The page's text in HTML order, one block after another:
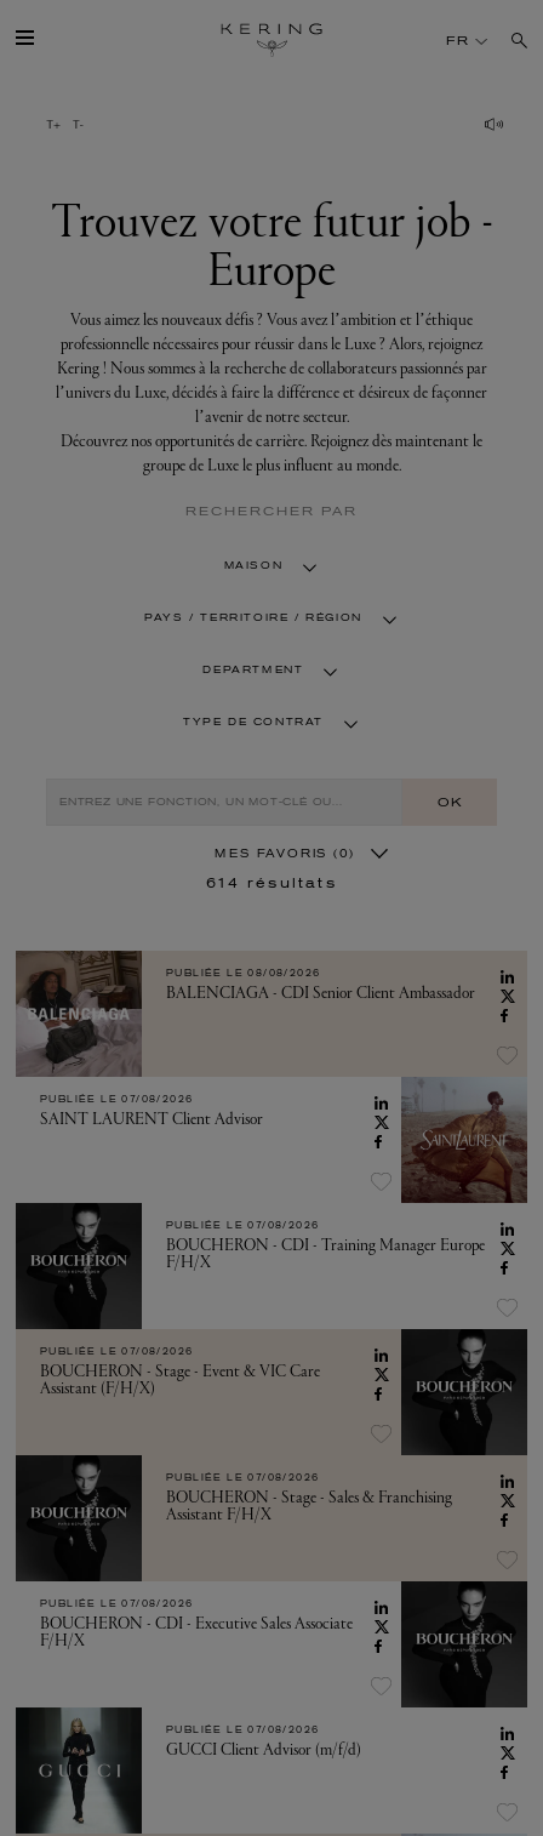
votre
futur
DÉV. DURABLE
FINANCE
PRESSE
FR
Trouvez votre futur job -
Europe
Vous aimez les nouveaux défis ? Vous avez l’ambition et l’éthique
professionnelle nécessaires pour réussir dans le Luxe ? Alors, rejoignez
Kering ! Nous sommes à la recherche de collaborateurs passionnés par
l’univers du Luxe, décidés à faire la différence et désireux de façonner
l’avenir de notre secteur.
Découvrez nos opportunités de carrière. Rejoignez dès maintenant le
groupe de Luxe le plus influent au monde.
RECHERCHER PAR
MAISON
PAYS / TERRITOIRE / RÉGION
DEPARTMENT
TYPE DE CONTRAT
OK
MES FAVORIS (0)
614 résultats
PUBLIÉE LE 08/08/2026
BALENCIAGA - CDI Senior Client Ambassador
PUBLIÉE LE 07/08/2026
SAINT LAURENT Client Advisor
PUBLIÉE LE 07/08/2026
BOUCHERON - CDI - Training Manager Europe
F/H/X
PUBLIÉE LE 07/08/2026
BOUCHERON - Stage - Event & VIC Care
Assistant (F/H/X)
PUBLIÉE LE 07/08/2026
BOUCHERON - Stage - Sales & Franchising
Assistant F/H/X
PUBLIÉE LE 07/08/2026
BOUCHERON - CDI - Executive Sales Associate
F/H/X
PUBLIÉE LE 07/08/2026
GUCCI Client Advisor (m/f/d)